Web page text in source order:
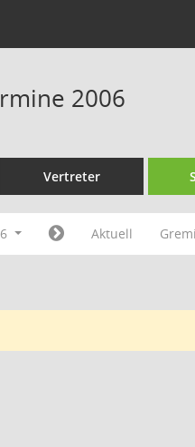
2006
Vertreter
Aktuell